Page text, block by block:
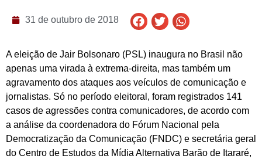
31 de outubro de 2018
A eleição de Jair Bolsonaro (PSL) inaugura no Brasil não
apenas uma virada à extrema-direita, mas também um
agravamento dos ataques aos veículos de comunicação e
jornalistas. Só no período eleitoral, foram registrados 141
casos de agressões contra comunicadores, de acordo com
a análise da coordenadora do Fórum Nacional pela
Democratização da Comunicação (FNDC) e secretária geral
do Centro de Estudos da Mídia Alternativa Barão de Itararé,